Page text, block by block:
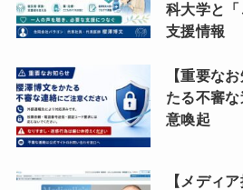
科大学と
支援情報
【重要な
たる不審
意喚起
【メディ